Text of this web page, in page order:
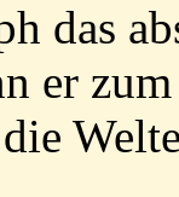
das
er